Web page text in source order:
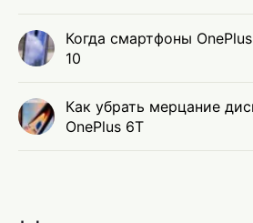
Когда смартфоны
10
Как убрать мерцание
OnePlus 6T